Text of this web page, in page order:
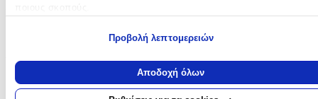
Εάν μας επιτρέπετε, θα θέλαμε επίσης:
τοποθεσία, οι οποίες μπορεί να είναι ακριβείς σε απόσταση
Να αναγνωρίσουμε τη συσκευή σας σαρώνοντας ενεργά για
Προβολή λεπτομερειών
Αποδοχή όλων
Κύβοι:
Υλικό:
Πλαστικά